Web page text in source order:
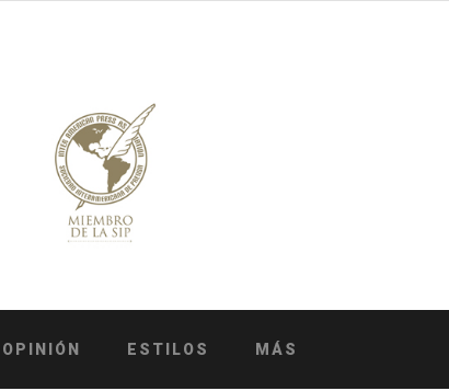
OPINIÓN ESTILOS MÁS